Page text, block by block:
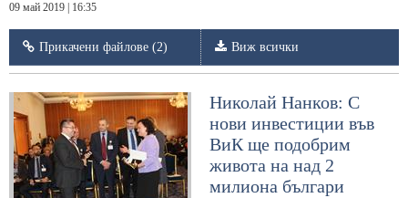
09 май 2019 | 16:35
Прикачени файлове (2) Виж всички
Николай Нанков: С
нови инвестиции във
ВиК ще подобрим
живота на над 2
милиона българи